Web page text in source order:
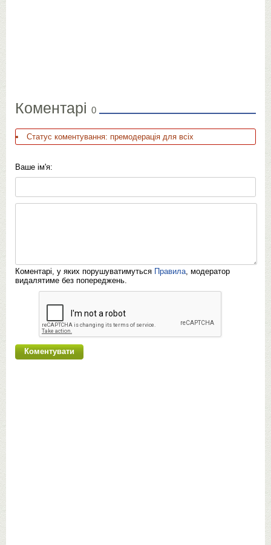
Коментарі 0
Статус коментування: премодерація для всіх
Ваше ім'я:
Коментарі, у яких порушуватимуться Правила, модератор
видалятиме без попереджень.